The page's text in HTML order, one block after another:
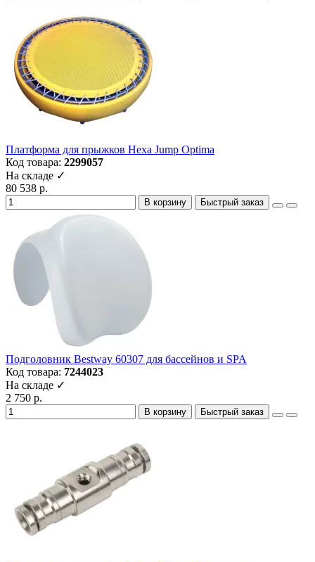
Платформа для прыжков Hexa Jump Optima
Код товара: 2299057
На складе ✓
80 538 р.
В корзину Быстрый заказ
Подголовник Bestway 60307 для бассейнов и SPA
Код товара: 7244023
На складе ✓
2 750 р.
В корзину Быстрый заказ